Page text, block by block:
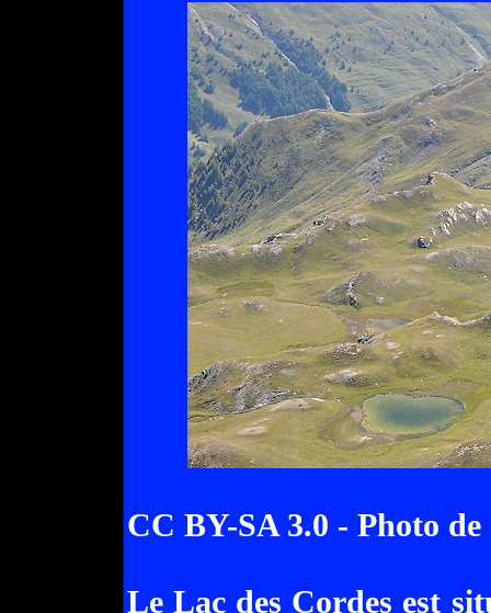
CC BY-SA 3.0 - Photo de
Le Lac des Cordes est